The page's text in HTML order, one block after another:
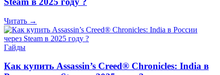
Читать →
Гайды
Как купить Assassin’s Creed® Chronicles: India в